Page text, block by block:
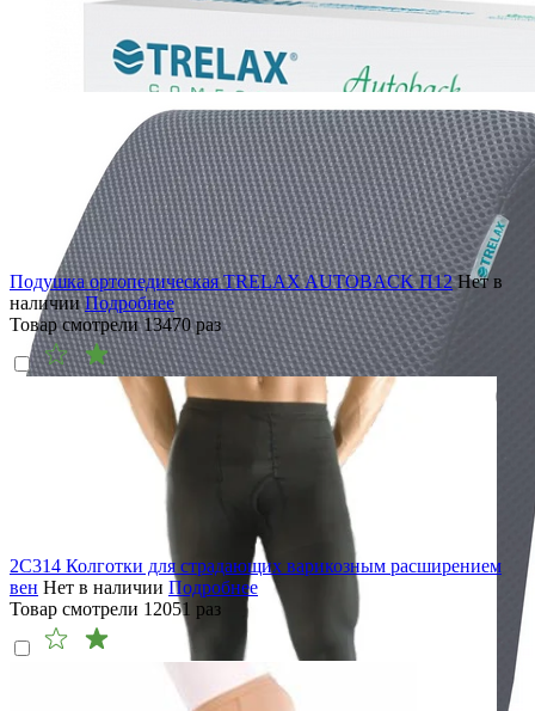
Подушка ортопедическая TRELAX AUTOBACK П12 Нет в
наличии Подробнее
Товар смотрели13470раз
2C314 Колготки для страдающих варикозным расширением
вен Нет в наличии Подробнее
Товар смотрели 12051 раз